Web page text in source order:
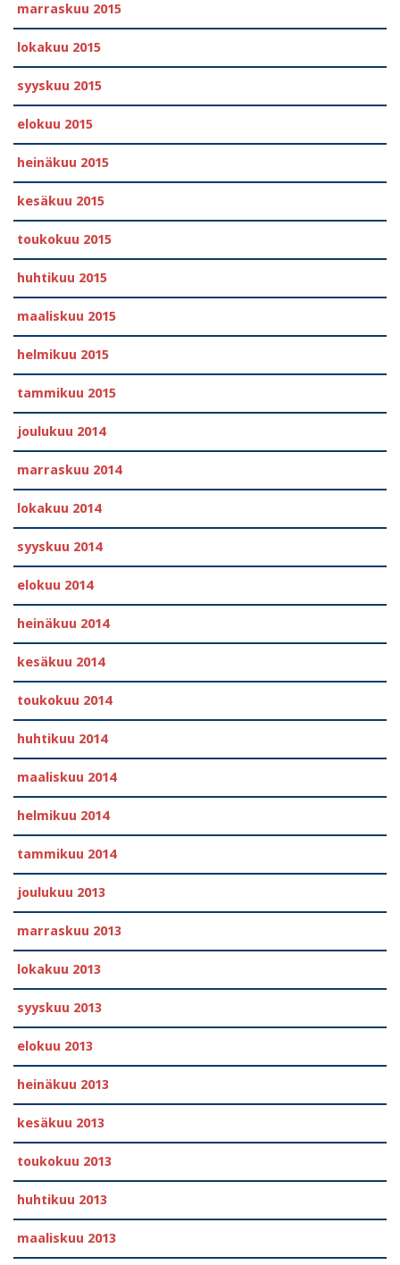
marraskuu 2015
lokakuu 2015
syyskuu 2015
elokuu 2015
heinäkuu 2015
kesäkuu 2015
toukokuu 2015
huhtikuu 2015
maaliskuu 2015
helmikuu 2015
tammikuu 2015
joulukuu 2014
marraskuu 2014
lokakuu 2014
syyskuu 2014
elokuu 2014
heinäkuu 2014
kesäkuu 2014
toukokuu 2014
huhtikuu 2014
maaliskuu 2014
helmikuu 2014
tammikuu 2014
joulukuu 2013
marraskuu 2013
lokakuu 2013
syyskuu 2013
elokuu 2013
heinäkuu 2013
kesäkuu 2013
toukokuu 2013
huhtikuu 2013
maaliskuu 2013